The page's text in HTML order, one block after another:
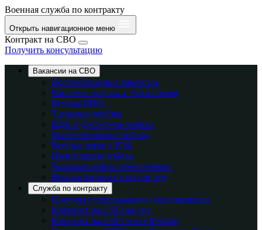
Военная служба по контракту
Открыть навигационное меню
Контракт на СВО
Получить консультацию
Вакансии на СВО
Востребованные вакансии
Ракетные войска и Артиллерия
Войска ПВО
Танковые войска
ВДВ и Десантные войска
Мотострелковые войска
Войска связи и РЭБ
Инженерные войска
Тыловые войска обеспечения
Войска беспилотных систем
Служба по контракту
Получите персональную консультацию
Контракт на СВО на год
Контракт на СВО через Москву